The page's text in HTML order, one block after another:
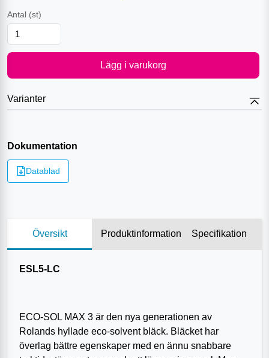
Antal (st)
Lägg i varukorg
Varianter
Dokumentation
Datablad
Översikt Produktinformation Specifikation
ESL5-LC
ECO-SOL MAX 3 är den nya generationen av
Rolands hyllade eco-solvent bläck. Bläcket har
överlag bättre egenskaper med en ännu snabbare